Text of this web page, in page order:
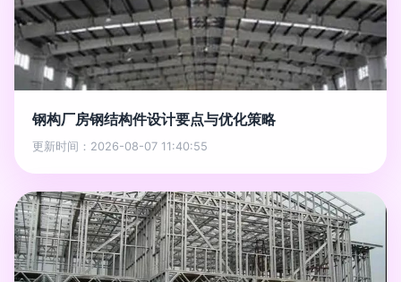
钢构厂房钢结构件设计要点与优化策略
更新时间：2026-08-07 11:40:55